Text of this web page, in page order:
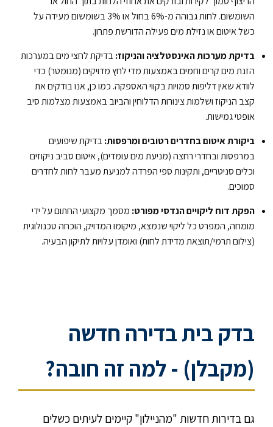
השומשום. לחות גבוהה מ-6% בחול או 3% בשומשום מעידה על
כשל איטום או נזילת מים פעילה הדורשת פתרון.
בדיקת מערכות האינסטלציה והניקוז:בדיקת לחצי מים במערכות
הזנת מים קרים וחמים באמצעות מדי לחץ מדויקים (מנומטר) כדי
לוודא שאין דליפות סמויות בקווי האספקה. כמו כן, אנו בודקים את
קצב הניקוז ושלמות צינורות הדלוחין והביוב באמצעות מצלמות סיב
אופטי גמישות.
ביקורת איטום בחדרים רטובים ומרפסות:בדיקת שיפועים
במרפסות ובחדרי רחצה (מניעת מים עומדים), איטום סביב ניקוזים
וכלים סניטריים, ותקינות ספי הפרדה למניעת מעבר לחות לחדרים
סמוכים.
הפקת דוח ליקויים הנדסי מפורט: מסמך מקצועי החתום על ידי
מומחה, המפרט כל ליקוי שנמצא, מיקומו המדויק, הוכחה טכנולוגית
(צילום תרמי/תוצאת מדידת לחות) ואומדן עלויות לתיקון הבעיה.
בדק בית בדירה חדשה
(מקבלן) - למה זה חובה?
גם בדירות חדשות "מהניילון" קיימים לעיתים כשלים